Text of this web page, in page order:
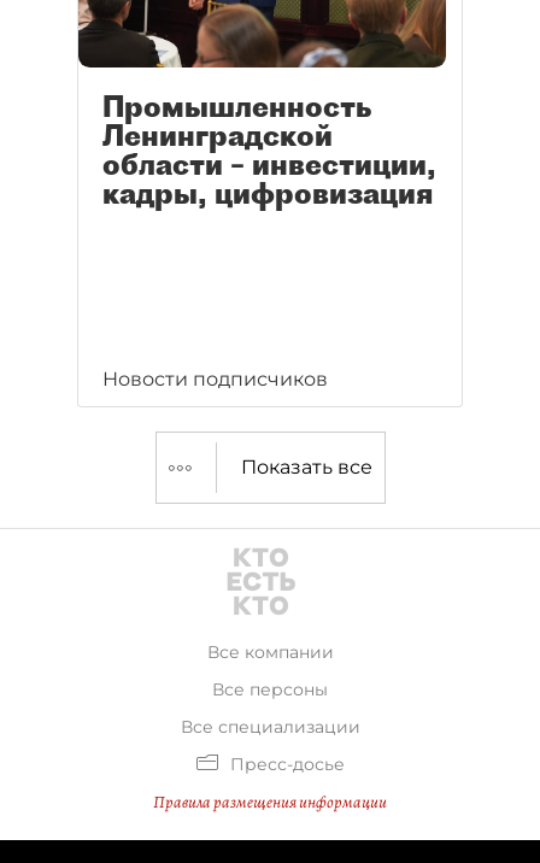
Промышленность
Ленинградской
области – инвестиции,
кадры, цифровизация
Новости подписчиков
Показать все
Все компании
Все персоны
Все специализации
Пресс-досье
Правила размещения информации